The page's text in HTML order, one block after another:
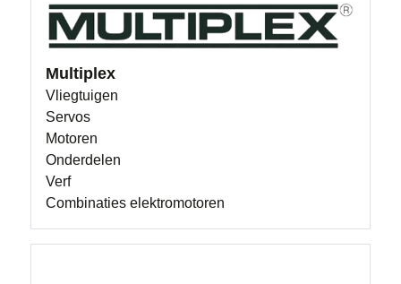
Multiplex
Vliegtuigen
Servos
Motoren
Onderdelen
Verf
Combinaties elektromotoren